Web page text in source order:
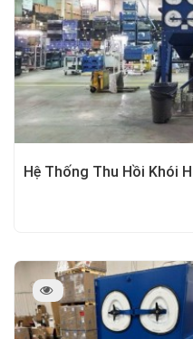
Hệ Thống Thu Hồi Khói